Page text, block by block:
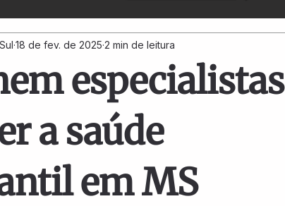
especialistas
a saúde
em MS
18 de fev. de 2025 2 min de leitura